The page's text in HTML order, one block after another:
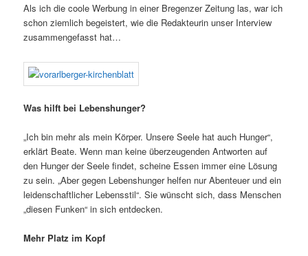
Als ich die coole Werbung in einer Bregenzer Zeitung las, war ich
schon ziemlich begeistert, wie die Redakteurin unser Interview
zusammengefasst hat…
Was hilft bei Lebenshunger?
„Ich bin mehr als mein Körper. Unsere Seele hat auch Hunger“,
erklärt Beate. Wenn man keine überzeugenden Antworten auf
den Hunger der Seele findet, scheine Essen immer eine Lösung
zu sein. „Aber gegen Lebenshunger helfen nur Abenteuer und ein
leidenschaftlicher Lebensstil“. Sie wünscht sich, dass Menschen
„diesen Funken“ in sich entdecken.
Mehr Platz im Kopf